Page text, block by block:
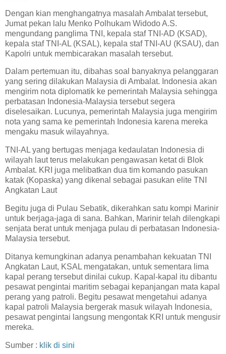
Dengan kian menghangatnya masalah Ambalat tersebut,
Jumat pekan lalu Menko Polhukam Widodo A.S.
mengundang panglima TNI, kepala staf TNI-AD (KSAD),
kepala staf TNI-AL (KSAL), kepala staf TNI-AU (KSAU), dan
Kapolri untuk membicarakan masalah tersebut.
Dalam pertemuan itu, dibahas soal banyaknya pelanggaran
yang sering dilakukan Malaysia di Ambalat. Indonesia akan
mengirim nota diplomatik ke pemerintah Malaysia sehingga
perbatasan Indonesia-Malaysia tersebut segera
diselesaikan. Lucunya, pemerintah Malaysia juga mengirim
nota yang sama ke pemerintah Indonesia karena mereka
mengaku masuk wilayahnya.
TNI-AL yang bertugas menjaga kedaulatan Indonesia di
wilayah laut terus melakukan pengawasan ketat di Blok
Ambalat. KRI juga melibatkan dua tim komando pasukan
katak (Kopaska) yang dikenal sebagai pasukan elite TNI
Angkatan Laut
Begitu juga di Pulau Sebatik, dikerahkan satu kompi Marinir
untuk berjaga-jaga di sana. Bahkan, Marinir telah dilengkapi
senjata berat untuk menjaga pulau di perbatasan Indonesia-
Malaysia tersebut.
Ditanya kemungkinan adanya penambahan kekuatan TNI
Angkatan Laut, KSAL mengatakan, untuk sementara lima
kapal perang tersebut dinilai cukup. Kapal-kapal itu dibantu
pesawat pengintai maritim sebagai kepanjangan mata kapal
perang yang patroli. Begitu pesawat mengetahui adanya
kapal patroli Malaysia bergerak masuk wilayah Indonesia,
pesawat pengintai langsung mengontak KRI untuk mengusir
mereka.
Sumber : klik di sini